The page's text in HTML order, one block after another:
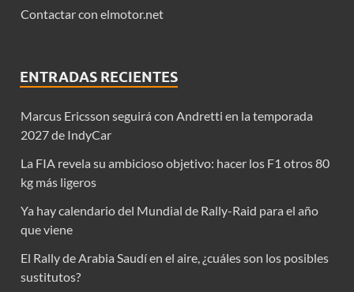
Contactar con elmotor.net
ENTRADAS RECIENTES
Marcus Ericsson seguirá con Andretti en la temporada
2027 de IndyCar
La FIA revela su ambicioso objetivo: hacer los F1 otros 80
kg más ligeros
Ya hay calendario del Mundial de Rally-Raid para el año
que viene
El Rally de Arabia Saudí en el aire, ¿cuáles son los posibles
sustitutos?